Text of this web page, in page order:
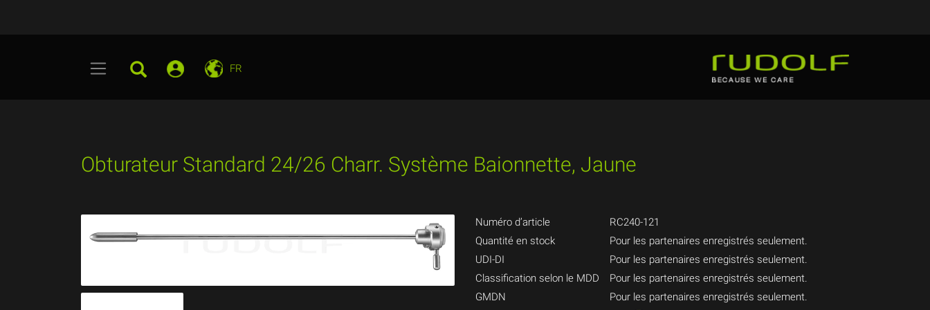
FR
Obturateur Standard 24/26 Charr. Système Baionnette, Jaune
Numéro d’article
RC240-121
Quantité en stock
Pour les partenaires enregistrés seulement.
UDI-DI
Pour les partenaires enregistrés seulement.
Classification selon le MDD
Pour les partenaires enregistrés seulement.
GMDN
Pour les partenaires enregistrés seulement.